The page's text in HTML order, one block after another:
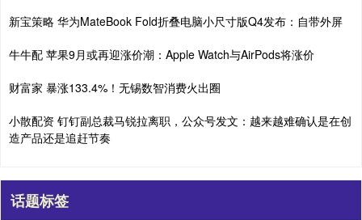
新宝策略 华为MateBook Fold折叠电脑小尺寸版Q4发布：自带外屏
牛牛配 苹果9月或再迎涨价潮：Apple Watch与AirPods将涨价
财富家 暴涨133.4%！无锡数智消费火出圈
小散配资 钉钉副总裁马锐拉离职，公众号发文：越来越难确认是在创
造产品还是追赶节奏
话题标签